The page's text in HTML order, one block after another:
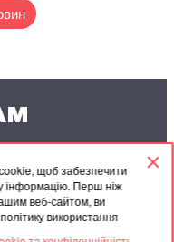
щоб забезпечити
інформацію. Перш ніж
веб-сайтом, ви
використання
Ltd.
Контакти